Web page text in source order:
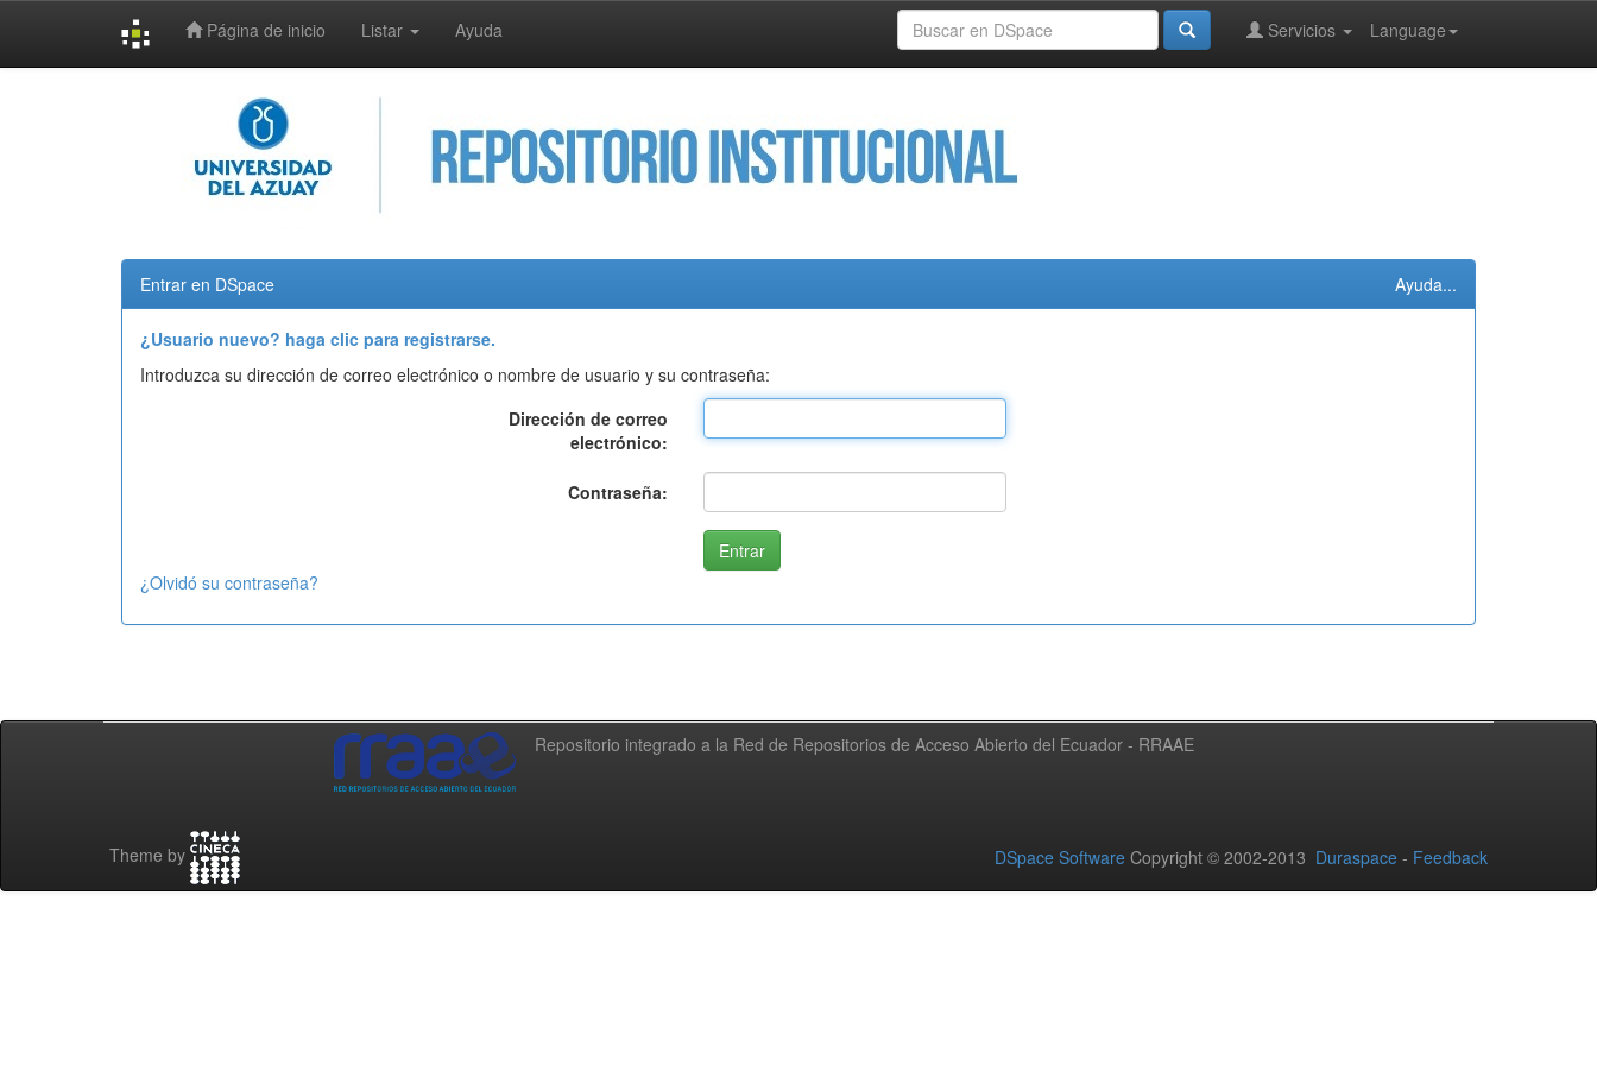
Página de inicio Listar Ayuda Language
Servicios
Entrar en DSpace Ayuda...
¿Usuario nuevo? haga clic para registrarse.
Introduzca su dirección de correo electrónico o nombre de usuario y su contraseña:
Dirección de correo
electrónico:
Contraseña:
¿Olvidó su contraseña?
Repositorio integrado a la Red de Repositorios de Acceso Abierto del Ecuador - RRAAE
Theme by DSpace Software Copyright © 2002-2013 Duraspace - Feedback